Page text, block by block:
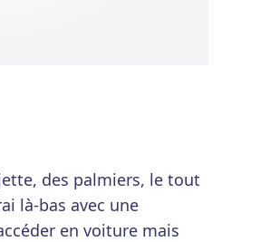
des palmiers, le tout
là-bas avec une
en voiture mais